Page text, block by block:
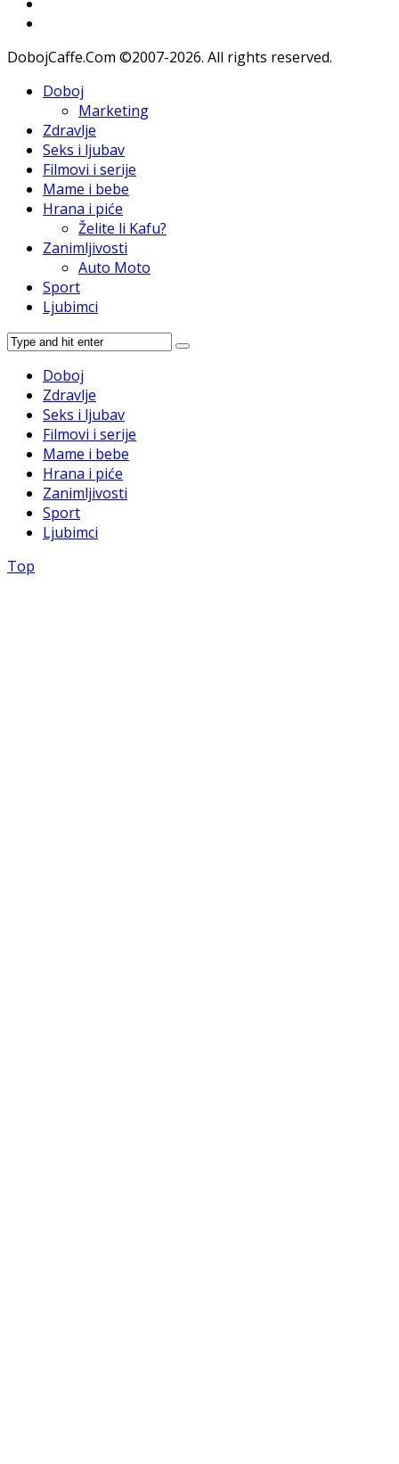
DobojCaffe.Com ©2007-2026. All rights reserved.
Doboj
Marketing
Zdravlje
Seks i ljubav
Filmovi i serije
Mame i bebe
Hrana i piće
Želite li Kafu?
Zanimljivosti
Auto Moto
Sport
Ljubimci
Doboj
Zdravlje
Seks i ljubav
Filmovi i serije
Mame i bebe
Hrana i piće
Zanimljivosti
Sport
Ljubimci
Top